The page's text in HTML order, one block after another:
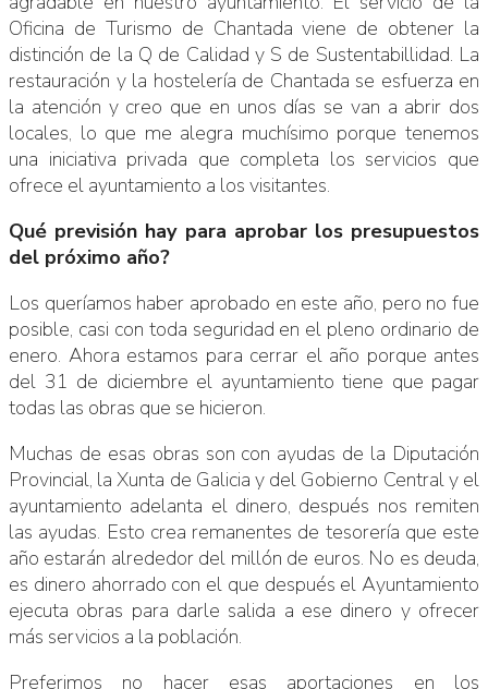
Oficina de Turismo de Chantada viene de obtener la
distinción de la Q de Calidad y S de Sustentabillidad. La
restauración y la hostelería de Chantada se esfuerza en
la atención y creo que en unos días se van a abrir dos
locales, lo que me alegra muchísimo porque tenemos
una iniciativa privada que completa los servicios que
ofrece el ayuntamiento a los visitantes.
Qué previsión hay para aprobar los presupuestos
del próximo año?
Los queríamos haber aprobado en este año, pero no fue
posible, casi con toda seguridad en el pleno ordinario de
enero. Ahora estamos para cerrar el año porque antes
del 31 de diciembre el ayuntamiento tiene que pagar
todas las obras que se hicieron.
Muchas de esas obras son con ayudas de la Diputación
Provincial, la Xunta de Galicia y del Gobierno Central y el
ayuntamiento adelanta el dinero, después nos remiten
las ayudas. Esto crea remanentes de tesorería que este
año estarán alrededor del millón de euros. No es deuda,
es dinero ahorrado con el que después el Ayuntamiento
ejecuta obras para darle salida a ese dinero y ofrecer
más servicios a la población.
Preferimos no hacer esas aportaciones en los